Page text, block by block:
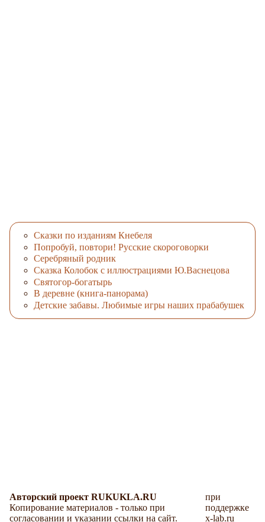
Сказки по изданиям Кнебеля
Попробуй, повтори! Русские скороговорки
Серебряный родник
Сказка Колобок с иллюстрациями Ю.Васнецова
Cвятогор-богатырь
В деревне (книга-панорама)
Детские забавы. Любимые игры наших прабабушек
Авторский проект RUKUKLA.RU
Копирование материалов - только при
согласовании и указании ссылки на сайт.
при
поддержке
x-lab.ru